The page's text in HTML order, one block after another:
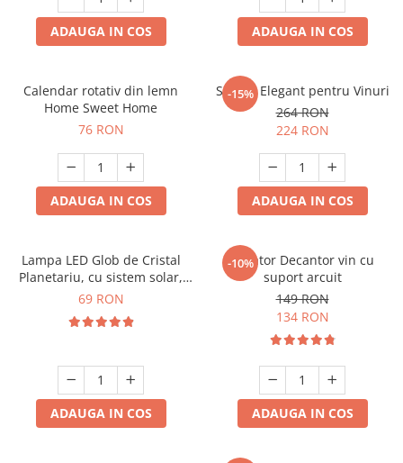
ADAUGA IN COS ADAUGA IN COS
Calendar rotativ din lemn
Home Sweet Home
76 RON
ADAUGA IN COS
-15%
Suport Elegant pentru Vinuri
264 RON
224 RON
ADAUGA IN COS
Lampa LED Glob de Cristal
Planetariu, cu sistem solar,
cadou captivant
69 RON
ADAUGA IN COS
-10%
Aerator Decantor vin cu
suport arcuit
149 RON
134 RON
ADAUGA IN COS